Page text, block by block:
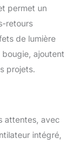
】GVM
light
your
need
permet un
retours
de lumière
bougie, ajoutent
projets.
attentes, avec
intégré,